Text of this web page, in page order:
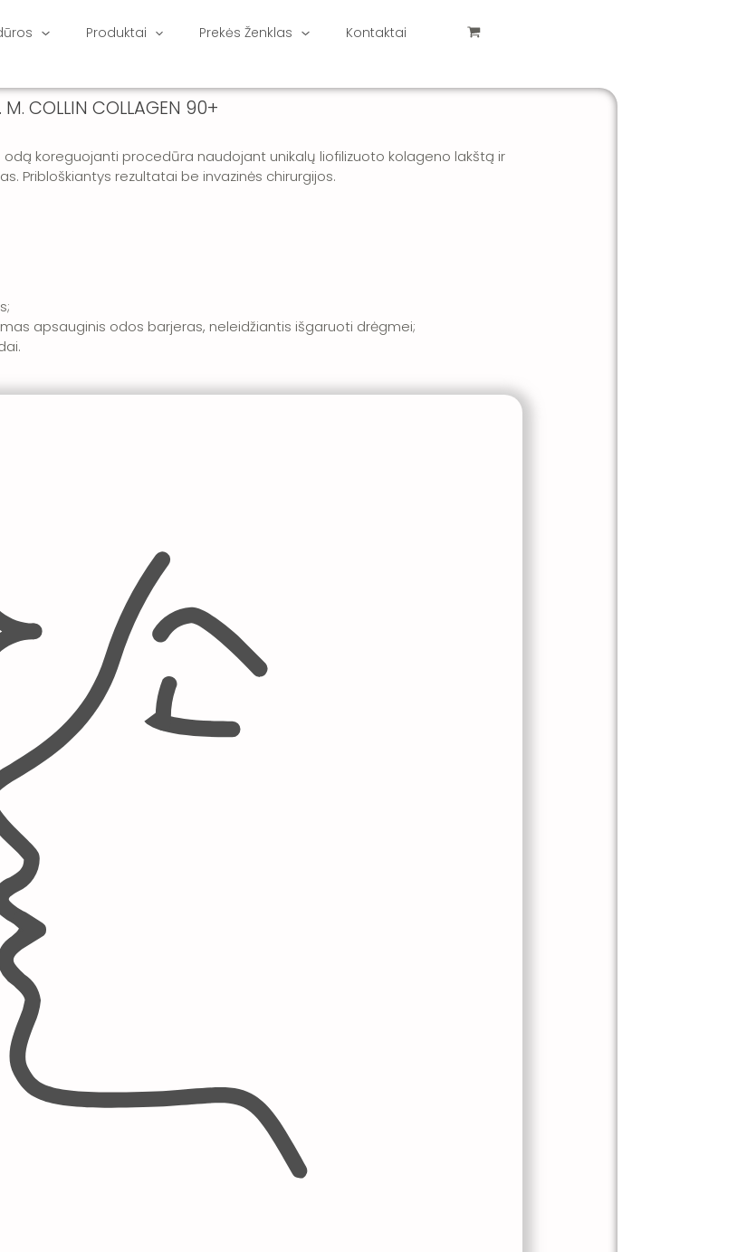
Produktai Prekės Ženklas Kontaktai
M. COLLIN COLLAGEN 90+
odą koreguojanti procedūra naudojant unikalų liofilizuoto kolageno lakštą ir
Pribloškiantys rezultatai be invazinės chirurgijos.
apsauginis odos barjeras, neleidžiantis išgaruoti drėgmei;